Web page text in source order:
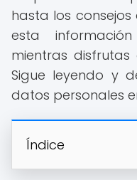
hasta los consejos
esta
mientras
Sigue leyendo y
datos personales
Índice